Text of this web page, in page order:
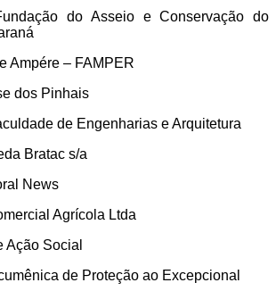
do Asseio e Conservação do
Ampére – FAMPER
dos Pinhais
de Engenharias e Arquitetura
Bratac s/a
News
Agrícola Ltda
Ação Social
de Proteção ao Excepcional